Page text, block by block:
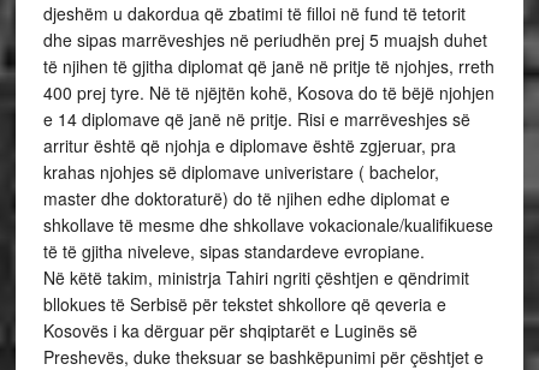
djeshëm u dakordua që zbatimi të filloi në fund të tetorit
dhe sipas marrëveshjes në periudhën prej 5 muajsh duhet
të njihen të gjitha diplomat që janë në pritje të njohjes, rreth
400 prej tyre. Në të njëjtën kohë, Kosova do të bëjë njohjen
e 14 diplomave që janë në pritje. Risi e marrëveshjes së
arritur është që njohja e diplomave është zgjeruar, pra
krahas njohjes së diplomave univeristare ( bachelor,
master dhe doktoraturë) do të njihen edhe diplomat e
shkollave të mesme dhe shkollave vokacionale/kualifikuese
të të gjitha niveleve, sipas standardeve evropiane.
Në këtë takim, ministrja Tahiri ngriti çështjen e qëndrimit
bllokues të Serbisë për tekstet shkollore që qeveria e
Kosovës i ka dërguar për shqiptarët e Luginës së
Preshevës, duke theksuar se bashkëpunimi për çështjet e